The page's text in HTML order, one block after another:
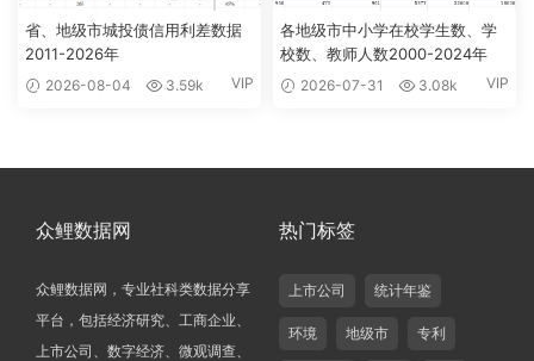
省、地级市城投债信用利差数据
2011-2026年
2026-08-04 3.59k VIP
各地级市中小学在校学生数、学
校数、教师人数2000-2024年
2026-07-31 3.08k VIP
众鲤数据网
众鲤数据网，专业社科类数据分享
平台，包括经济研究、工商企业、
上市公司、数字经济、微观调查、
热门标签
上市公司 统计年鉴
环境 地级市 专利